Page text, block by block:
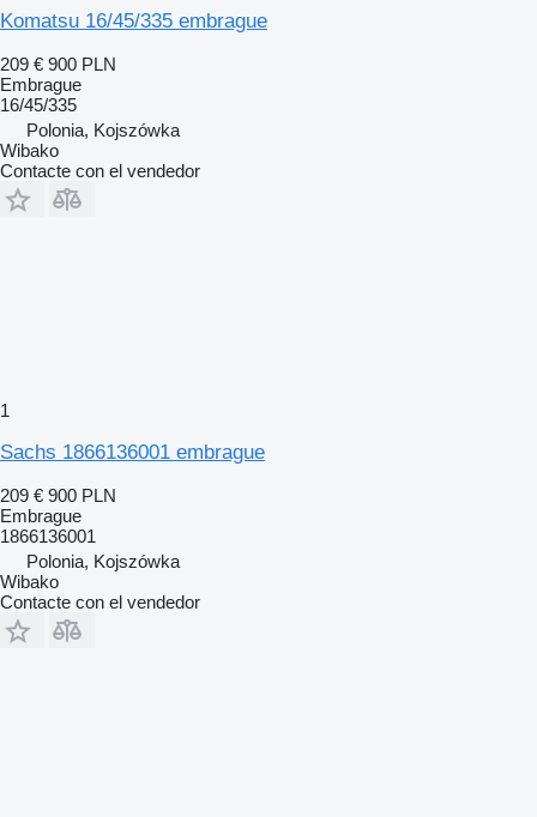
Komatsu 16/45/335 embrague
209 € 900 PLN
Embrague
16/45/335
Polonia, Kojszówka
Wibako
Contacte con el vendedor
1
Sachs 1866136001 embrague
209 € 900 PLN
Embrague
1866136001
Polonia, Kojszówka
Wibako
Contacte con el vendedor